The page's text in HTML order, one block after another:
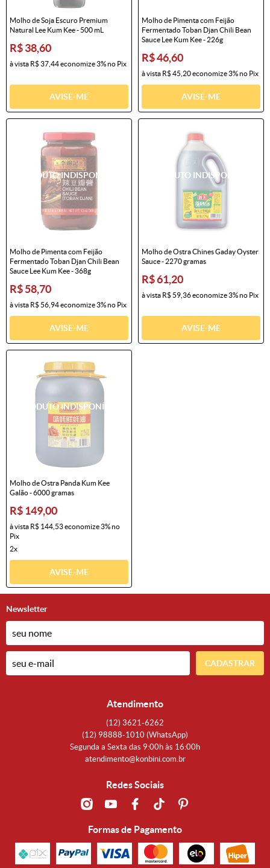
Molho de Soja Escuro Premium
Natural Lee Kum Kee - 500 mL
R$ 38,60
à vista R$ 37,44economize3%no Pix
AVISE-ME
Molho de Pimenta com Feijão
Fermentado Toban Djan Chili Bean
Sauce Lee Kum Kee - 226g
R$ 46,60
à vista R$ 45,20economize3%no Pix
AVISE-ME
Molho de Pimenta com Feijão
Fermentado Toban Djan Chili Bean
Sauce Lee Kum Kee - 368g
R$ 58,70
à vista R$ 56,94economize3%no Pix
AVISE-ME
Molho de Ostra Chines Gaday Oyster
Sauce - 2270 gramas
R$ 61,20
à vista R$ 59,36economize3%no Pix
AVISE-ME
Molho de Ostra Panda Kum Kee
Galão - 6000 gramas
R$ 149,00
à vista R$ 144,53economize3%no
Pix
2x
AVISE-ME
Newsletter
CADASTRAR
Atendimento
(12) 3621-6262
(12) 98888-1010 (WhatsApp)
Segunda a Sexta das 9:00h às 16:00h
atendimento@konbini.com.br
Redes Sociais
Formas de Pagamento